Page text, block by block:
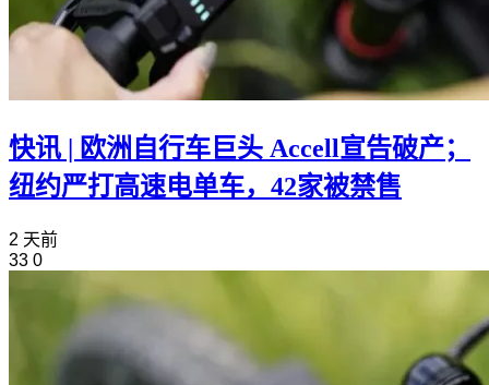
快讯 | 欧洲自行车巨头 Accell宣告破产；
纽约严打高速电单车，42家被禁售
2 天前
33 0